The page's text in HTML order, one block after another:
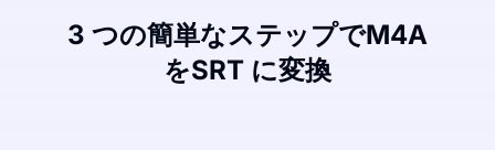
3 つの簡単なステップでM4A
をSRT に変換